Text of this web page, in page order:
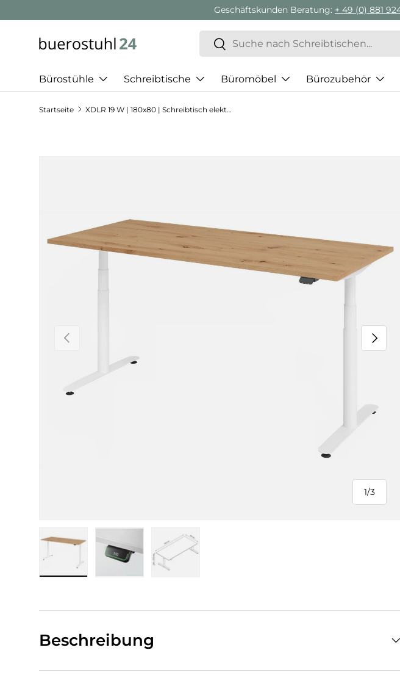
Direkt zum Inhalt
+ 49 (0) 881 924 521 22
Suchen
Suchen
Bürostühle Schreibtische Büromöbel Bürozubehör
Startseite XDLR 19 W | 180x80 | Schreibtisch elektrisch höhenverstellbar
Vorherige
1/
von
3
Nächste
Beschreibung